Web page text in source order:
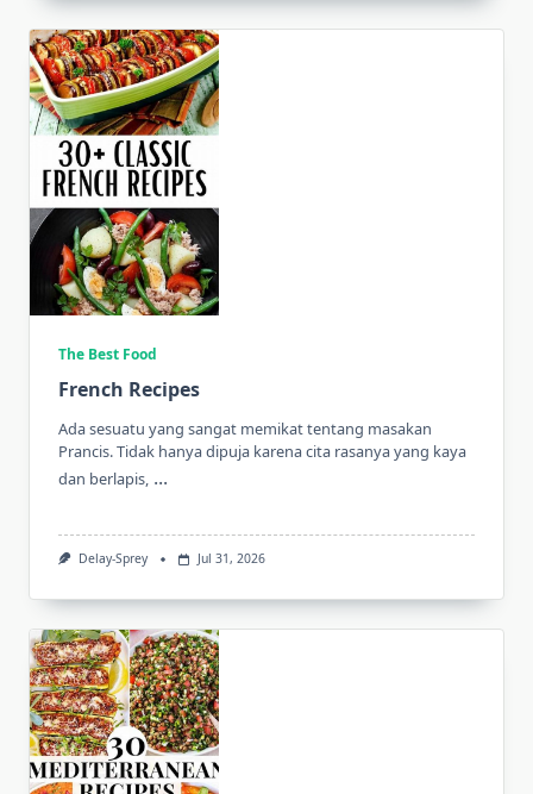
The Best Food
French Recipes
Ada sesuatu yang sangat memikat tentang masakan
Prancis. Tidak hanya dipuja karena cita rasanya yang kaya
dan berlapis, ...
Delay-Sprey Jul 31, 2026